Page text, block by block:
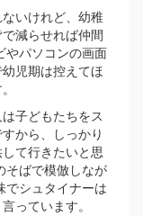
いけれど、幼稚
減らせれば仲間
やパソコンの画面
児期は控えてほ
子どもたちをス
から、しっかり
て行きたいと思
そばで模倣しなが
でシュタイナーは
っています。